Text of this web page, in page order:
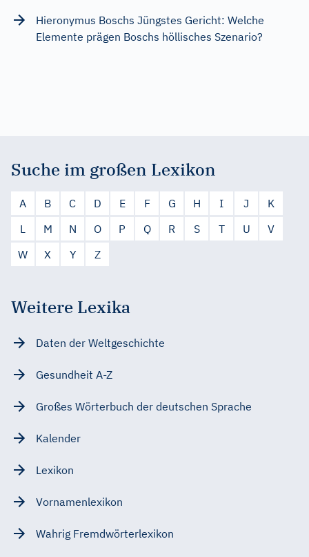
Hieronymus Boschs Jüngstes Gericht: Welche
Elemente prägen Boschs höllisches Szenario?
Suche im großen Lexikon
A B C D E F G H I J
K
L
M N O P Q R S T U
V
W
X Y Z
Weitere Lexika
Daten der Weltgeschichte
Gesundheit A-Z
Großes Wörterbuch der deutschen Sprache
Kalender
Lexikon
Vornamenlexikon
Wahrig Fremdwörterlexikon